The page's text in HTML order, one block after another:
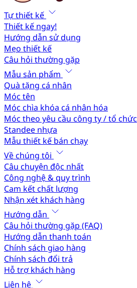
Tự thiết kế
Thiết kế ngay!
Hướng dẫn sử dụng
Mẹo thiết kế
Câu hỏi thường gặp
Mẫu sản phẩm
Quà tặng cá nhân
Móc tên
Móc chìa khóa cá nhân hóa
Móc theo yêu cầu công ty / tổ chức
Standee nhựa
Mẫu thiết kế bán chạy
Về chúng tôi
Câu chuyện độc nhất
Công nghệ & quy trình
Cam kết chất lượng
Nhận xét khách hàng
Hướng dẫn
Câu hỏi thường gặp (FAQ)
Hướng dẫn thanh toán
Chính sách giao hàng
Chính sách đổi trả
Hỗ trợ khách hàng
Liên hệ